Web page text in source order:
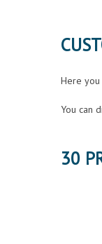
Here you
You can